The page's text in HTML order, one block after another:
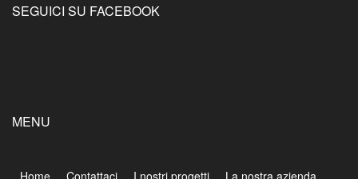
SEGUICI SU FACEBOOK
MENU
Home Contattaci I nostri progetti La nostra azienda